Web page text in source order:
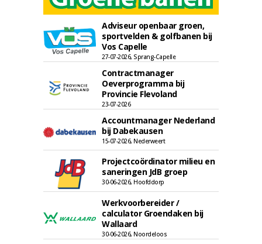
Adviseur openbaar groen,
sportvelden & golfbanen bij
Vos Capelle
27-07-2026, Sprang-Capelle
Contractmanager
Oeverprogramma bij
Provincie Flevoland
23-07-2026
Accountmanager Nederland
bij Dabekausen
15-07-2026, Nederweert
Projectcoördinator milieu en
saneringen JdB groep
30-06-2026, Hoofddorp
Werkvoorbereider /
calculator Groendaken bij
Wallaard
30-06-2026, Noordeloos